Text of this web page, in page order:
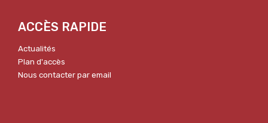
ACCÈS RAPIDE
Actualités
Plan d'accès
Nous contacter par email